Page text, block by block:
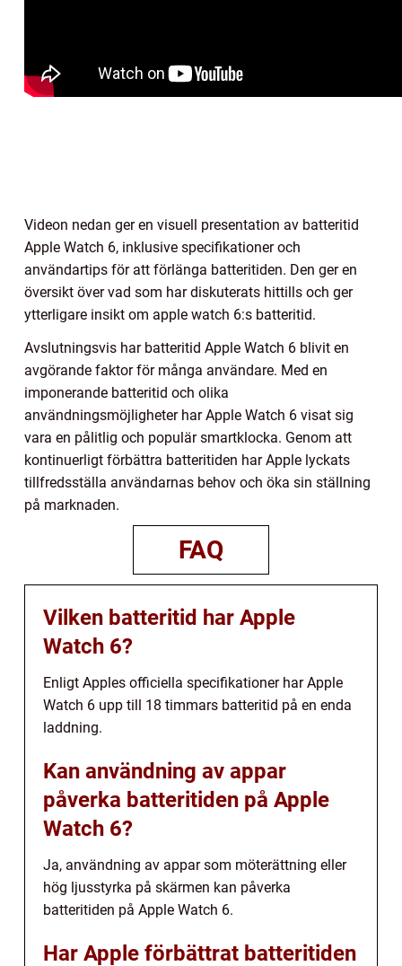
Videon nedan ger en visuell presentation av batteritid
Apple Watch 6, inklusive specifikationer och
användartips för att förlänga batteritiden. Den ger en
översikt över vad som har diskuterats hittills och ger
ytterligare insikt om apple watch 6:s batteritid.
Avslutningsvis har batteritid Apple Watch 6 blivit en
avgörande faktor för många användare. Med en
imponerande batteritid och olika
användningsmöjligheter har Apple Watch 6 visat sig
vara en pålitlig och populär smartklocka. Genom att
kontinuerligt förbättra batteritiden har Apple lyckats
tillfredsställa användarnas behov och öka sin ställning
på marknaden.
FAQ
Vilken batteritid har Apple
Watch 6?
Enligt Apples officiella specifikationer har Apple
Watch 6 upp till 18 timmars batteritid på en enda
laddning.
Kan användning av appar
påverka batteritiden på Apple
Watch 6?
Ja, användning av appar som möterättning eller
hög ljusstyrka på skärmen kan påverka
batteritiden på Apple Watch 6.
Har Apple förbättrat batteritiden